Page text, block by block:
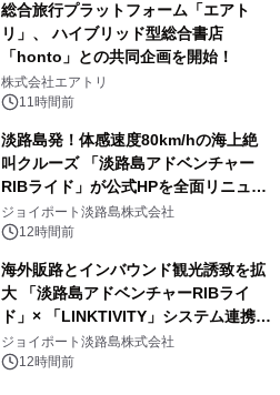
総合旅行プラットフォーム「エアト
リ」、 ハイブリッド型総合書店
「honto」との共同企画を開始！
株式会社エアトリ
11時間前
淡路島発！体感速度80km/hの海上絶
叫クルーズ 「淡路島アドベンチャー
RIBライド」が公式HPを全面リニュー
アル！ ～スマホで即予約完了の「スマ
ート設計」へ刷新～
ジョイポート淡路島株式会社
12時間前
海外販路とインバウンド観光誘致を拡
大 「淡路島アドベンチャーRIBライ
ド」× 「LINKTIVITY」システム連携を
開始！
ジョイポート淡路島株式会社
12時間前